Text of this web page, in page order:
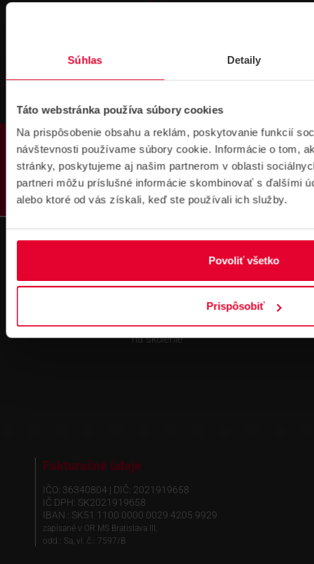
Súhlas Detaily
Táto webstránka používa súbory cookies
Na prispôsobenie obsahu a reklám, poskytovanie funkcií
návštevnosti používame súbory cookie. Informácie o tom,
stránky, poskytujeme aj našim partnerom v oblasti
partneri môžu príslušné informácie skombinovať s ďalšími
alebo ktoré od vás získali, keď ste používali ich služby.
Povoliť všetko
Prispôsobiť
PRODUKTY
Pre zákazníkov s rámovcovou zmluvou pri
objednávkach nad 300 € bez DPH
DOPRAVA ZADARMO
Prihlásenie
na školenie
Fakturačné údaje
IČO: 36340804 | DIČ: 2021919658
IČ DPH: SK2021919658
IBAN : SK51 1100 0000 0029 4205 9929
zapísané v OR MS Bratislava III,
odd.: Sa, vl. č.: 7597/B